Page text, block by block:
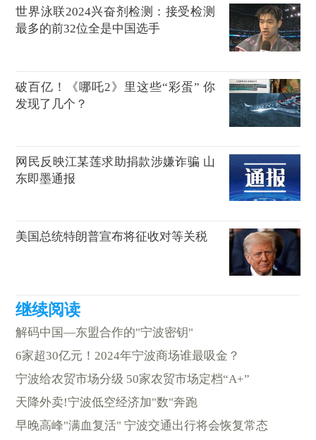
世界泳联2024兴奋剂检测：接受检测
最多的前32位全是中国选手
破百亿！《哪吒2》里这些“彩蛋” 你
发现了几个？
网民反映江某莲求助捐款涉嫌诈骗 山
东即墨通报
美国总统特朗普宣布将征收对等关税
解码中国—东盟合作的"宁波密钥"
6家超30亿元！2024年宁波商场谁最吸金？
宁波给农贸市场分级 50家农贸市场定档“A+”
天降外卖!宁波低空经济加"数"奔跑
早晚高峰"满血复活" 宁波交通出行将会恢复常态